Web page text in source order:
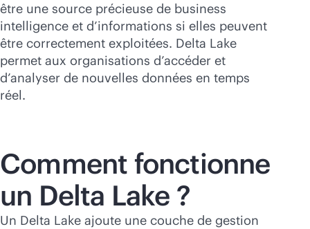
être une source précieuse de business
intelligence et d’informations si elles peuvent
être correctement exploitées. Delta Lake
permet aux organisations d’accéder et
d’analyser de nouvelles données en temps
réel.
Comment fonctionne
un Delta Lake ?
Un Delta Lake ajoute une couche de gestion